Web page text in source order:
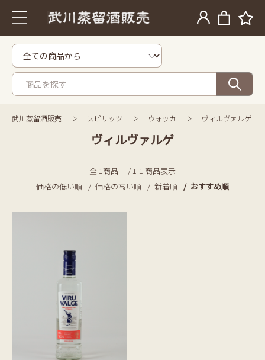
武川蒸留酒販売 スピリッツ ウォッカ ヴィルヴァルゲ
ヴィルヴァルゲ
全 1商品中 / 1-1 商品表示
価格の低い順
価格の高い順 新着順 おすすめ順